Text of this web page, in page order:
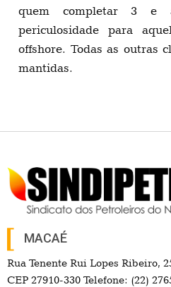
quem completar 3
periculosidade para
offshore. Todas as outras
mantidas.
MACAÉ
Rua Tenente Rui Lopes Ribeiro,
CEP 27910-330 Telefone: (22)